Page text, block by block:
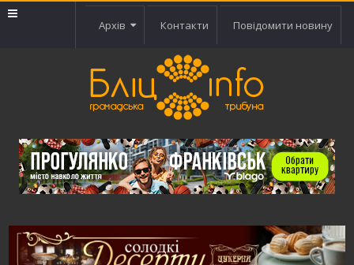
Архів Контакти Повідомити новину